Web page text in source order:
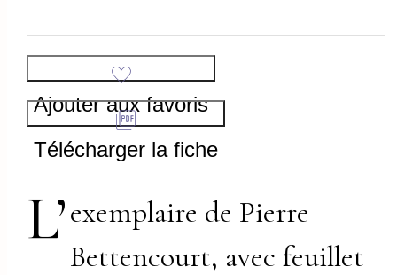
Ajouter aux favoris
Télécharger la fiche
L’exemplaire de Pierre
Bettencourt, avec feuillet